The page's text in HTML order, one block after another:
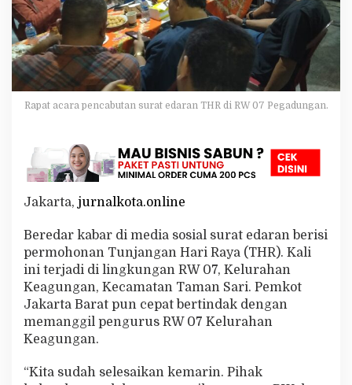
W
0
7
K
g
u
a
n
A
h
r
n
y
a
D
i
c
t
Rapat acara pencabutan surat edaran THR di RW 07 Pegadungan.
Jakarta, jurnalkota.online
Beredar kabar di media sosial surat edaran berisi
permohonan Tunjangan Hari Raya (THR). Kali
ini terjadi di lingkungan RW 07, Kelurahan
Keagungan, Kecamatan Taman Sari. Pemkot
Jakarta Barat pun cepat bertindak dengan
memanggil pengurus RW 07 Kelurahan
Keagungan.
“Kita sudah selesaikan kemarin. Pihak